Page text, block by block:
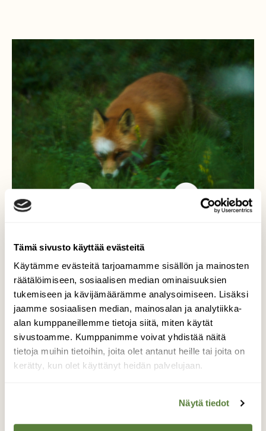
Tämä sivusto käyttää evästeitä
Käytämme evästeitä tarjoamamme sisällön ja mainosten
räätälöimiseen, sosiaalisen median ominaisuuksien
tukemiseen ja kävijämäärämme analysoimiseen. Lisäksi
jaamme sosiaalisen median, mainosalan ja analytiikka-
alan kumppaneillemme tietoja siitä, miten käytät
sivustoamme. Kumppanimme voivat yhdistää näitä
tietoja muihin tietoihin, joita olet antanut heille tai joita on
kerätty, kun olet käyttänyt heidän palvelujaan.
Näytä tiedot
Kettu
Ikkunan takana kettua katselin ja kuvasin, se
tulla hiippaili matalana aivan likelle. Varmasti
näki minut, mutta ei sen kummemmin
piitannut. Se etsi ruokaa, sen huomasin sen
menoa katsellessani. Mutta eihän siellä
mielestäni ole mitään, tai sitten kettu oli
toista mieltä. Kuva sumea ja epätarkka
johtuen ikkunasta ja hämärästä
Valokuvaaja: Tarja Kouvo, Karigasniemi (Utsjoki)
29.7.21